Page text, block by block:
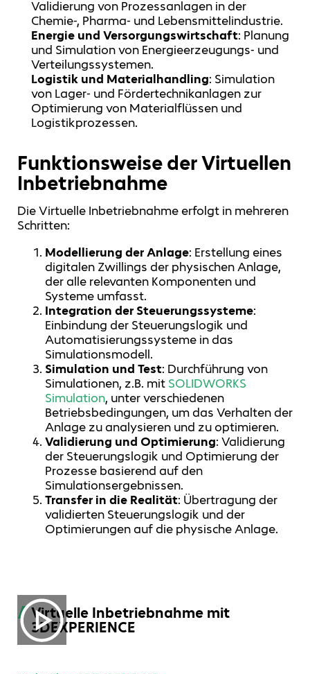
Validierung von Prozessanlagen in der
Chemie-, Pharma- und Lebensmittelindustrie.
Energie und Versorgungswirtschaft: Planung
und Simulation von Energieerzeugungs- und
Verteilungssystemen.
Logistik und Materialhandling: Simulation
von Lager- und Fördertechnikanlagen zur
Optimierung von Materialflüssen und
Logistikprozessen.
Funktionsweise der Virtuellen
Inbetriebnahme
Die Virtuelle Inbetriebnahme erfolgt in mehreren
Schritten:
Modellierung der Anlage: Erstellung eines
digitalen Zwillings der physischen Anlage,
der alle relevanten Komponenten und
Systeme umfasst.
Integration der Steuerungssysteme:
Einbindung der Steuerungslogik und
Automatisierungssysteme in das
Simulationsmodell.
Simulation und Test: Durchführung von
Simulationen, z.B. mit SOLIDWORKS
Simulation, unter verschiedenen
Betriebsbedingungen, um das Verhalten der
Anlage zu analysieren und zu optimieren.
Validierung und Optimierung: Validierung
der Steuerungslogik und Optimierung der
Prozesse basierend auf den
Simulationsergebnissen.
Transfer in die Realität: Übertragung der
validierten Steuerungslogik und der
Optimierungen auf die physische Anlage.
Virtuelle Inbetriebnahme mit
3DEXPERIENCE